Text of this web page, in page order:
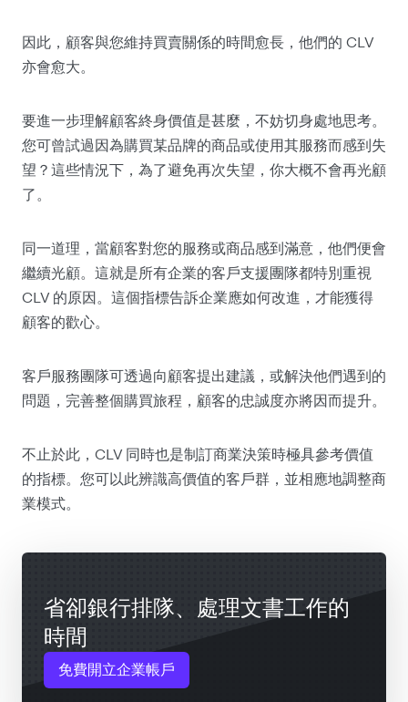
因此，顧客與您維持買賣關係的時間愈長，他們的 CLV
亦會愈大。
要進一步理解顧客終身價值是甚麼，不妨切身處地思考。
您可曾試過因為購買某品牌的商品或使用其服務而感到失
望？這些情況下，為了避免再次失望，你大概不會再光顧
了。
同一道理，當顧客對您的服務或商品感到滿意，他們便會
繼續光顧。這就是所有企業的客戶支援團隊都特別重視
CLV 的原因。這個指標告訴企業應如何改進，才能獲得
顧客的歡心。
客戶服務團隊可透過向顧客提出建議，或解決他們遇到的
問題，完善整個購買旅程，顧客的忠誠度亦將因而提升。
不止於此，CLV 同時也是制訂商業決策時極具參考價值
的指標。您可以此辨識高價值的客戶群，並相應地調整商
業模式。
省卻銀行排隊、處理文書工作的
時間
免費開立企業帳戶